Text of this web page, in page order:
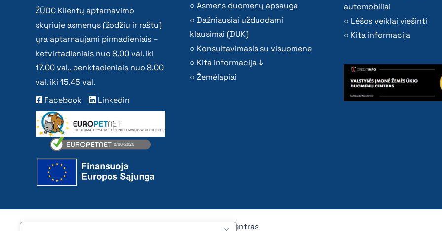
ŽŪDC Klientų aptarnavimo
skyriuje asmenys (žodžiu ir raštu)
yra aptarnaujami pirmadieniais –
ketvirtadieniais nuo 8.00 val. iki
17.00 val., penktadieniais nuo 8.00
val. iki 15.45 val.
Facebook
Linkedin
Asmens duomenų apsauga
Dažniausiai užduodami
klausimai (DUK)
Konsultavimasis su visuomene
Kita informacija ↓
Žemėlapiai
automobiliai
Lėšos veiklai viešinti
Kita informacija
2026 © All rights reserved | VĮ Žemės ūkio duomenų centras